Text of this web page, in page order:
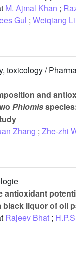
M. Ajmal Khan ;
Gul ; Weiqiang Li
toxicology /
and
Phlomis
Zhang ; Zhe-zhi
antioxidant
black liquor of oil
Rajeev Bhat ;